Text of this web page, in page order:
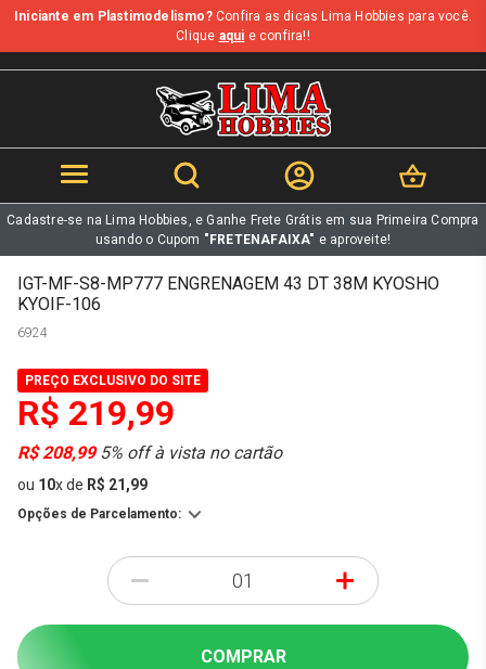
b
Iniciante em Plastimodelismo?Confira as dicas Lima Hobbies para você.
Clique aqui e confira!!
Cadastre-se na Lima Hobbies, e Ganhe Frete Grátis em sua Primeira Compra
usando o Cupom "FRETENAFAIXA" e aproveite!
IGT-MF-S8-MP777 ENGRENAGEM 43 DT 38M KYOSHO
KYOIF-106
6924
PREÇO EXCLUSIVO DO SITE
R$ 219,99
R$ 208,995% off à vista no cartão
ou 10xde R$ 21,99
Opções de Parcelamento:
- +
COMPRAR